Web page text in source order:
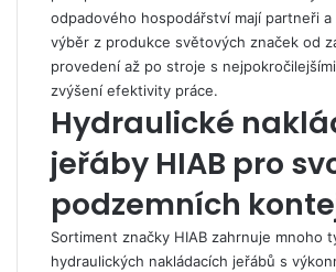
odpadového hospodářství mají partneři a
výběr z produkce světových značek od
provedení až po stroje s
zvýšení efektivity práce.
Hydraulické
jeřáby HIAB pro
podzemních
Sortiment značky HIAB zahrnuje mnoho
hydraulických nakládacích jeřábů s